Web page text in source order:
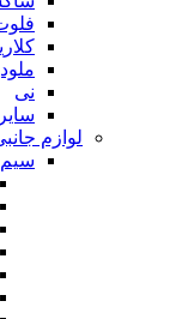
نی
لوازم
سیم